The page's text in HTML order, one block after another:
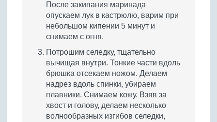
После закипания маринада
опускаем лук в кастрюлю, варим при
небольшом кипении 5 минут и
снимаем с огня.
Потрошим селедку, тщательно
вычищая внутри. Тонкие части вдоль
брюшка отсекаем ножом. Делаем
надрез вдоль спинки, убираем
плавники. Снимаем кожу. Взяв за
хвост и голову, делаем несколько
волнообразных изгибов селедки,